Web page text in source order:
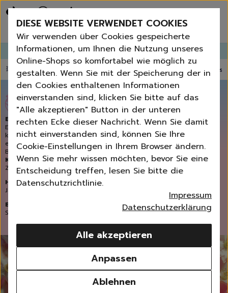
Bestseller
Angebote der Woche
Neu
Essentials für dein Zuhause
Universal & Ökoprodukte
Spring by Jenna
Sets
Reiniger
Küche
Bad | WC
Fenster | Glas | Spiegel
Möbelreiniger
Bodenreiniger
Wischmopps | Besen |
Außenreiniger
Bürsten
Zubehör
Nature All - Öko Reinigung
Waschen
Weißwäsche
Buntwäsche
Schwarzwäsche
Sportwäsche
Erneut bestellen
GANGLETTERabonnieren undbis zu 30%Rabatt erhalten!
💥 Fugenbürste gratis ab 60 € Bestellwert⭐️ 4,8 TrustPilot score📦
Blossom Sky-Duft
Enjoy the blossom beauty
Eine einzigartige Interpretation eines blühenden Blumenbouquet
kombiniert mit einer fruchtigen Duftexplosion. Exklusive Noten so
einzigartig wie die unvergessliche Kulisse einer blühenden
Blumenwiese für dein Zuhause.
Kopfnote
Zitrone
Ananas
Grünpflanzen
Herznote
Jasmin
Basisnote
Sandelholz
Sonnenakkord
DIESE WEBSITE VERWENDET COOKIES
Wir verwenden über Cookies gespeicherte
Informationen, um Ihnen die Nutzung unseres
Online-Shops so komfortabel wie möglich zu
gestalten. Wenn Sie mit der Speicherung der in
den Cookies enthaltenen Informationen
einverstanden sind, klicken Sie bitte auf das
"Alle akzeptieren" Button in der unteren
rechten Ecke dieser Nachricht. Wenn Sie damit
nicht einverstanden sind, können Sie Ihre
Cookie-Einstellungen in Ihrem Browser ändern.
Wenn Sie mehr wissen möchten, bevor Sie eine
Entscheidung treffen, lesen Sie bitte die
Datenschutzrichtlinie.
Impressum
Datenschutzerklärung
Ablehnen
Anpassen
Alle akzeptieren